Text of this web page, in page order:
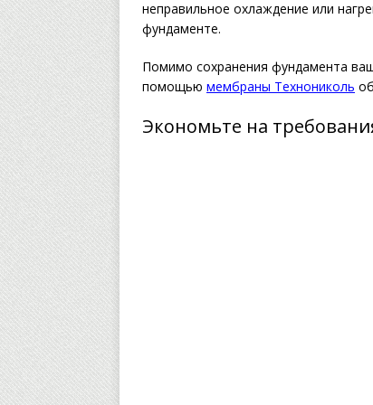
неправильное охлаждение или
фундаменте.
Помимо сохранения фундамента
помощью мембраны Технониколь
Экономьте на